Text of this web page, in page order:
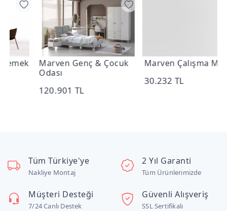
Marven Genç & Çocuk
120.901 TL
Marven Çalışma Masası
30.232 TL
Tüm Türkiye'ye
Nakliye Montaj
2 Yıl Garanti
Tüm Ürünlerimizde
Müşteri Desteği
7/24 Canlı Destek
Güvenli Alışveriş
SSL Sertifikalı